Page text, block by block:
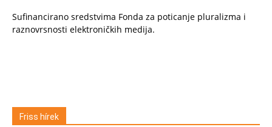
Sufinancirano sredstvima Fonda za poticanje pluralizma i
raznovrsnosti elektroničkih medija.
Friss hírek